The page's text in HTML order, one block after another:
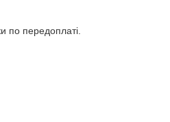
по передоплаті.